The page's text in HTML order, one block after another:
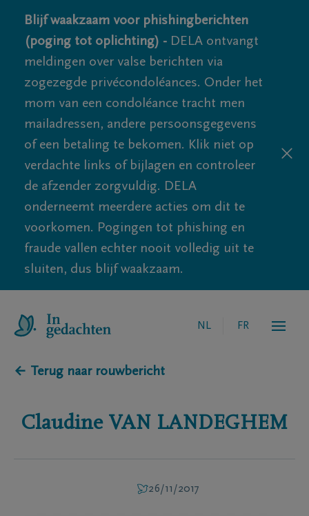
Blijf waakzaam voor phishingberichten
(poging tot oplichting) - DELA ontvangt
meldingen over valse berichten via
zogezegde privécondoléances. Onder het
mom van een condoléance tracht men
mailadressen, andere persoonsgegevens
of een betaling te bekomen. Klik niet op
verdachte links of bijlagen en controleer
de afzender zorgvuldig. DELA
onderneemt meerdere acties om dit te
voorkomen. Pogingen tot phishing en
fraude vallen echter nooit volledig uit te
sluiten, dus blijf waakzaam.
NL FR
← Terug naar rouwbericht
Claudine VAN LANDEGHEM
26/11/2017